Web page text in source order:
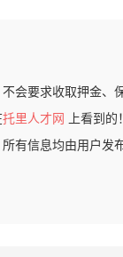
会要求收取押金、
托里人才网
上看到的！
有信息均由用户发